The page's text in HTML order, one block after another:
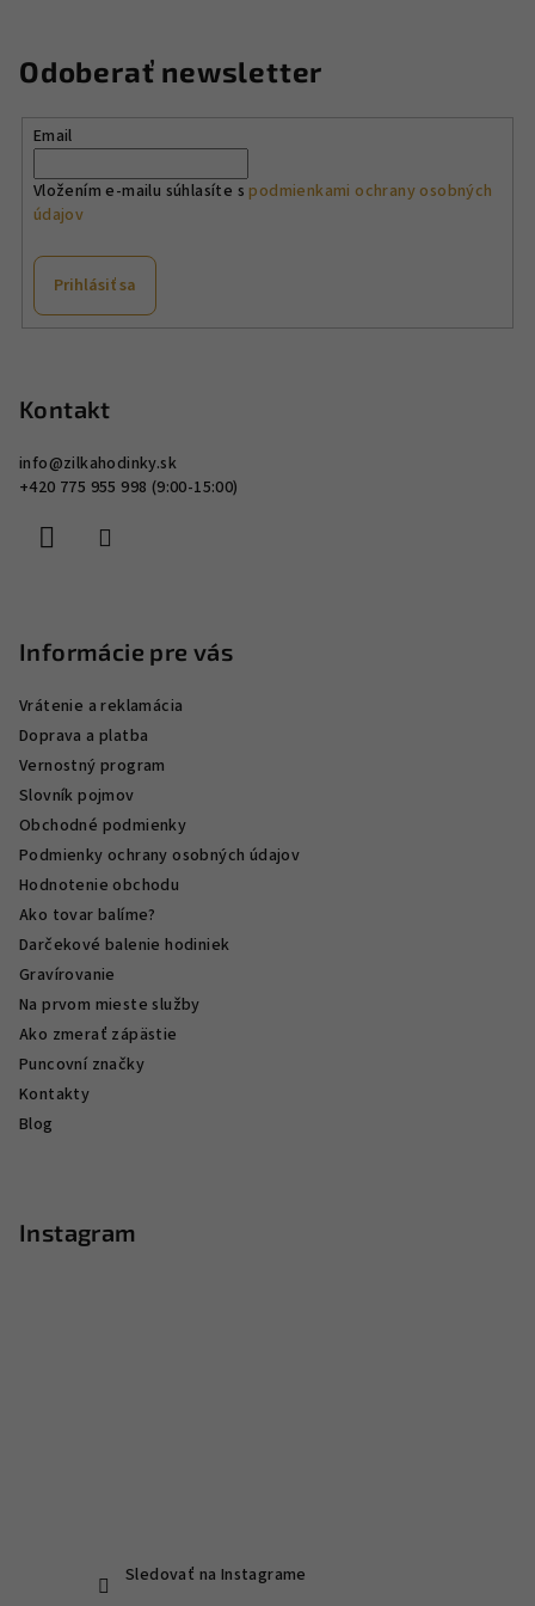
i
v
p
i
e
Odoberať newsletter
Email
Vložením e-mailu súhlasíte spodmienkami ochrany osobných
údajov
Prihlásiť sa
Kontakt
info@zilkahodinky.sk
+420 775 955 998 (9:00-15:00)
Informácie pre vás
Vrátenie a reklamácia
Doprava a platba
Vernostný program
Slovník pojmov
Obchodné podmienky
Podmienky ochrany osobných údajov
Hodnotenie obchodu
Ako tovar balíme?
Darčekové balenie hodiniek
Gravírovanie
Na prvom mieste služby
Ako zmerať zápästie
Puncovní značky
Kontakty
Blog
Instagram
Sledovať na Instagrame